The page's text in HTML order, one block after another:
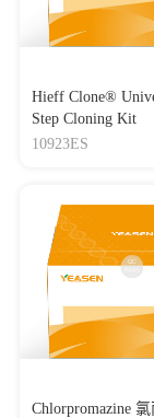
Hieff Clone®
Step Cloning Kit
10923ES
Chlorpromazine